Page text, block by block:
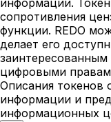
сопротивления
функции. REDO
делает его
заинтересованным
цифровыми
Описания токенов
информации и
информационных